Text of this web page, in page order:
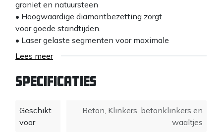
graniet en natuursteen
• Hoogwaardige diamantbezetting zorgt
voor goede standtijden.
• Laser gelaste segmenten voor maximale
gebruikersveiligheid
iQ-machines mogelijk
Lees meer
Specificaties
Geschikt
voor
Beton Klinkers, betonklinkers en
waaltjes